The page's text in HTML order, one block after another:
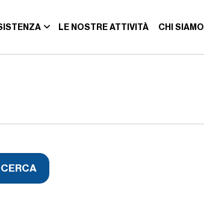
LE NOSTRE ATTIVITÀ CHI SIAMO